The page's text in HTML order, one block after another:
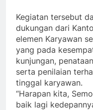
Kegiatan tersebut
dukungan dari
elemen Karyawan
yang pada
kunjungan,
serta penilaian
tinggal karyawan.
“Harapan kita,
baik lagi